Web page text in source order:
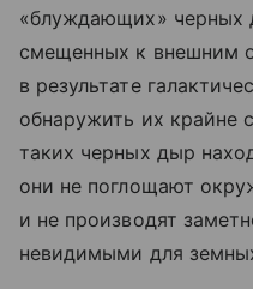
«блуждающих» черных
смещенных к внешним
в результате
обнаружить их крайне
таких черных дыр
они не поглощают
и не производят
невидимыми для